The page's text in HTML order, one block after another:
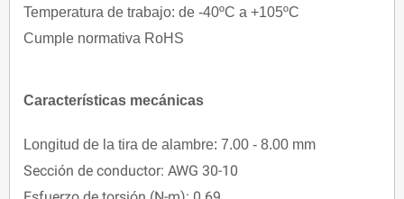
Temperatura de trabajo: de -40ºC a +105ºC
Cumple normativa RoHS
Características mecánicas
Longitud de la tira de alambre: 7.00 - 8.00 mm
Sección de conductor: AWG 30-10